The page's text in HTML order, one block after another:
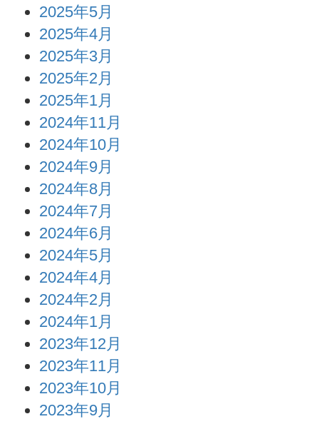
2025年5月
2025年4月
2025年3月
2025年2月
2025年1月
2024年11月
2024年10月
2024年9月
2024年8月
2024年7月
2024年6月
2024年5月
2024年4月
2024年2月
2024年1月
2023年12月
2023年11月
2023年10月
2023年9月